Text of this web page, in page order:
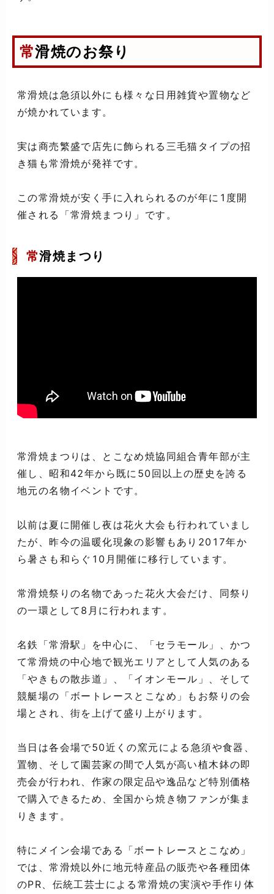
常滑焼のお祭り
常滑焼は急須以外にも様々な日用雑貨や置物など
が焼かれています。
実は商売繁盛で店先に飾られる三毛猫タイプの招
き猫も常滑焼が発祥です。
この常滑焼が安く手に入れられるのが年に1度開
催される「常滑焼まつり」です。
常滑焼まつり
常滑焼まつりは、とこなめ焼協同組合青年部が主
催し、昭和42年から既に50回以上の歴史を誇る
地元の名物イベントです。
以前は夏に開催し夜は花火大会も行われていまし
たが、昨今の温暖化現象の影響もあり2017年か
ら暑さも和らぐ10月開催に移行しています。
常滑焼祭りの名物であった花火大会だけ、同祭り
の一環として8月に行われます。
名鉄「常滑駅」を中心に、「セラモール」、かつ
て常滑焼の中心地で観光エリアとして人気のある
「やきもの散歩道」、「イオンモール」、そして
競艇場の「ボートレースとこなめ」もお祭りの会
場とされ、街を上げて盛り上がります。
当日は各会場で50近くの窯元による急須や食器、
置物、そして園芸家の間で人気が高い植木鉢の即
売会が行われ、作家の限定品や逸品など特別価格
で購入できるため、全国から焼き物ファンが集ま
りきます。
特にメイン会場である「ボートレースとこなめ」
では、常滑焼以外に地元特産品の販売や各種団体
のPR、伝統工芸士による常滑焼の実演や手作り体